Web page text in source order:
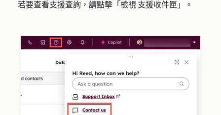
若要查看支援查詢，請點擊「 檢視 支援收件匣 」。